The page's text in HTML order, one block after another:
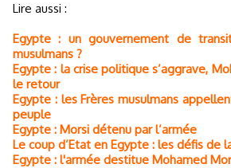
Lire aussi :
Egypte : un gouvernement de
musulmans ?
Egypte : la crise politique s’aggrave,
le retour
Egypte : les Frères musulmans
peuple
Egypte : Morsi détenu par l’armée
Le coup d’Etat en Egypte : les défis de
Egypte : l'armée destitue Mohamed